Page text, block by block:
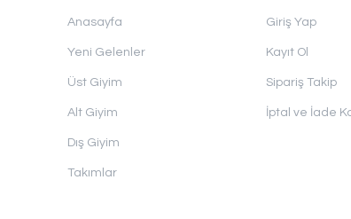
Anasayfa
Yeni Gelenler
Üst Giyim
Alt Giyim
Dış Giyim
Takımlar
Giriş Yap
Kayıt Ol
Sipariş Takip
İptal ve İade